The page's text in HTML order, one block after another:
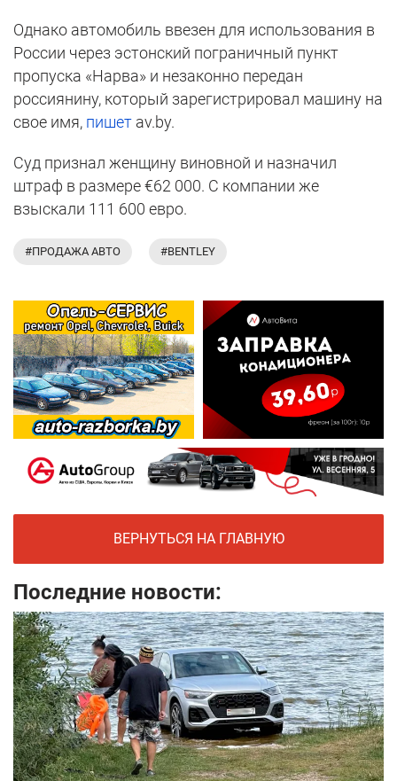
Однако автомобиль ввезен для использования в
России через эстонский пограничный пункт
пропуска «Нарва» и незаконно передан
россиянину, который зарегистрировал машину на
свое имя, пишет av.by.
Суд признал женщину виновной и назначил
штраф в размере €62 000. С компании же
взыскали 111 600 евро.
#ПРОДАЖА АВТО #BENTLEY
ВЕРНУТЬСЯ НА ГЛАВНУЮ
Последние новости: